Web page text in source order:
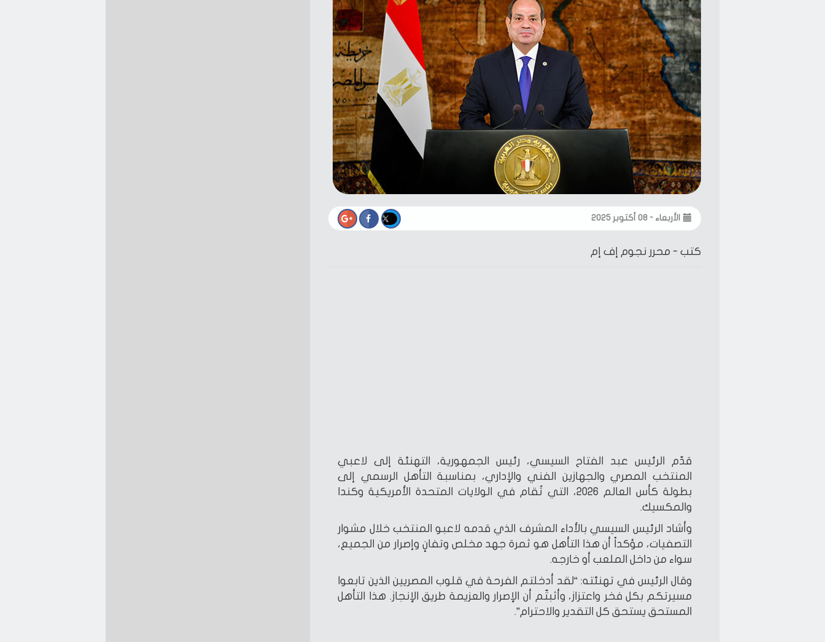
الأربعاء - ٠٨ أكتوبر ٢٠٢٥
كتب - محرر نجوم إف إم
قدّم الرئيس عبد الفتاح السيسي، رئيس الجمهورية، التهنئة إلى لاعبي
المنتخب المصري والجهازين الفني والإداري، بمناسبة التأهل الرسمي إلى
بطولة كأس العالم 2026، التي تُقام في الولايات المتحدة الأمريكية وكندا
والمكسيك.
وأشاد الرئيس السيسي بالأداء المشرف الذي قدمه لاعبو المنتخب خلال مشوار
التصفيات، مؤكداً أن هذا التأهل هو ثمرة جهد مخلص وتفانٍ وإصرار من الجميع،
سواء من داخل الملعب أو خارجه.
وقال الرئيس في تهنئته: “لقد أدخلتم الفرحة في قلوب المصريين الذين تابعوا
مسيرتكم بكل فخر واعتزاز، وأثبتّم أن الإصرار والعزيمة طريق الإنجاز. هذا التأهل
المستحق يستحق كل التقدير والاحترام”.